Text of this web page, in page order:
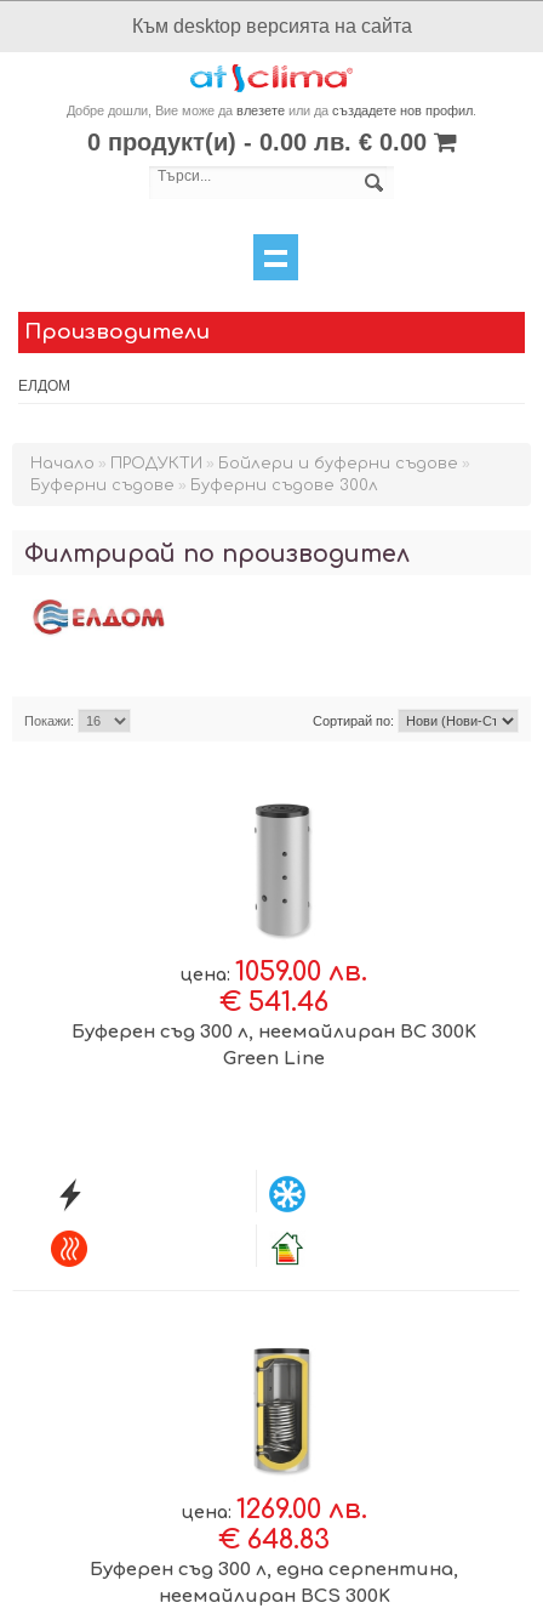
Добре дошли, Вие може да влезете или да създадете нов профил
0 продукт(и) - 0.00 лв. € 0.00
Производители
ЕЛДОМ
Начало » ПРОДУКТИ » Бойлери и буферни съдове »
Буферни съдове » Буферни съдове 300л
Филтрирай по производител
Покажи: Сортирай по:
цена: 1059.00 лв.
€ 541.46
Буферен съд 300 л, неемайлиран BC 300K
Green Line
цена: 1269.00 лв.
€ 648.83
Буферен съд 300 л, една серпентина,
неемайлиран BCS 300K
Към desktop версията на сайта